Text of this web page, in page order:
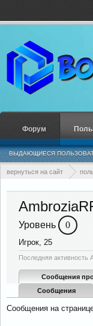
вернуться на сайт
Уровень 0
Игрок, 25
Последняя активность
Сообщения
Сообщения
Сообщения на
Форум
ВЫДАЮЩИЕСЯ
НЕДАВНЯЯ АКТИВНОСТЬ